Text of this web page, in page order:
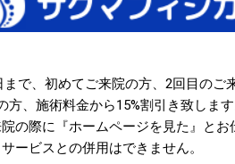
で、初めてご来院の方、2回目のご
方、施術料金から15%割引き致します
の際に『ホームページを見た』とお
ービスとの併用はできません。